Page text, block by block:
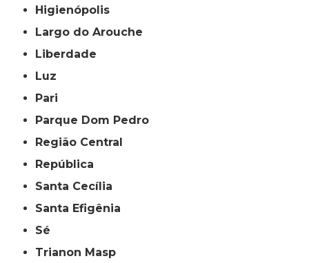
Higienópolis
Largo do Arouche
Liberdade
Luz
Pari
Parque Dom Pedro
Região Central
República
Santa Cecília
Santa Efigênia
Sé
Trianon Masp